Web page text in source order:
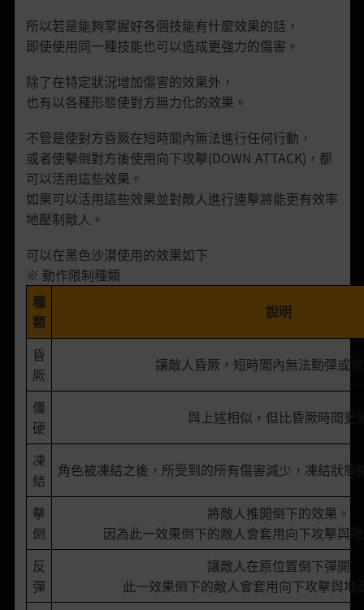
所以若是能夠掌握好各個技能有什麼效果的話，
即使使用同一種技能也可以造成更強力的傷害。
除了在特定狀況增加傷害的效果外，
也有以各種形態使對方無力化的效果。
不管是使對方昏厥在短時間內無法進行任何行動，
或者使擊倒對方後使用向下攻擊(DOWN ATTACK)，都
可以活用這些效果。
如果可以活用這些效果並對敵人進行連擊將能更有效率
地壓制敵人。
可以在黑色沙漠使用的效果如下
※ 動作限制種類
種
類
說明
昏
厥
讓敵人昏厥，短時間內無法動彈或
僵
硬
與上述相似，但比昏厥時間更
凍
結
角色被凍結之後，所受到的所有傷害減少，凍結狀態
擊
倒
將敵人推開倒下的效果。
因為此一效果倒下的敵人會套用向下攻擊與
反
彈
讓敵人在原位置倒下彈開
此一效果倒下的敵人會套用向下攻擊與地